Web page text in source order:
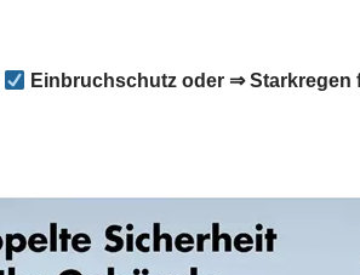
Einbruchschutz oder ⇒ Starkregen